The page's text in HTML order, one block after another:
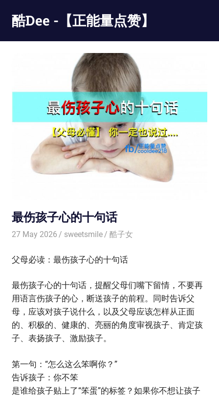
content
酷Dee -【正能量点赞】
有
最伤孩子心的十句话
27 May 2026 sweetsmile 酷子女
父母必读：最伤孩子心的十句话
最伤孩子心的十句话，提醒父母们嘴下留情，不要再
用语言伤孩子的心，断送孩子的前程。同时告诉父
母，应该对孩子说什么，以及父母应该怎样从正面
的、积极的、健康的、亮丽的角度审视孩子、肯定孩
子、表扬孩子、激励孩子。
第一句：“怎么这么笨啊你？”
告诉孩子：你不笨
是谁给孩子贴上了“笨蛋”的标签？如果你不想让孩子